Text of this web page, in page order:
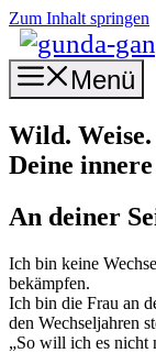
Zum Inhalt springen
Menü
Wild.
Deine
An deiner
Ich bin keine
bekämpfen.
Ich bin die Frau an
den Wechseljahren
„So will ich es nicht